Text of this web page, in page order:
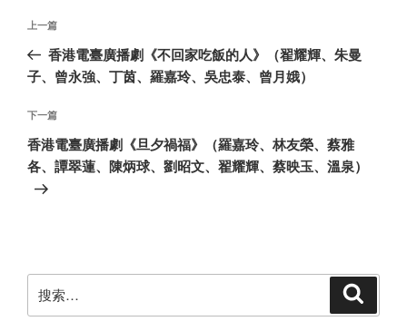
文
导
航
上
一
篇
章
上一篇
香港電臺廣播劇《不回家吃飯的人》（翟耀輝、朱曼
子、曾永強、丁茵、羅嘉玲、吳忠泰、曾月娥）
下
一
篇
下一篇
香港電臺廣播劇《旦夕禍福》（羅嘉玲、林友榮、蔡雅
各、譚翠蓮、陳炳球、劉昭文、翟耀輝、蔡映玉、溫泉）
索：